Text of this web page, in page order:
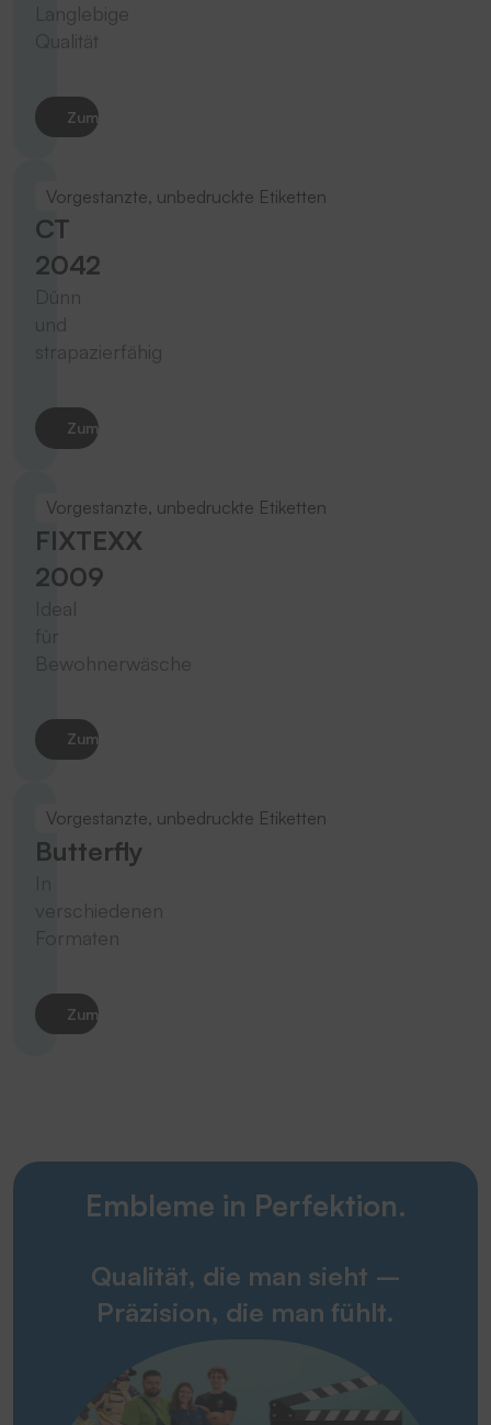
Langlebige
Qualität
Zum Produkt
Vorgestanzte, unbedruckte Etiketten
CT
2042
Dünn
und
strapazierfähig
Zum Produkt
Vorgestanzte, unbedruckte Etiketten
FIXTEXX
2009
Ideal
für
Bewohnerwäsche
Zum Produkt
Vorgestanzte, unbedruckte Etiketten
Butterfly
verschiedenen
Formaten
Zum Produkt
Embleme in Perfektion.
Qualität, die man sieht –
Präzision, die man fühlt.